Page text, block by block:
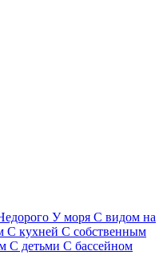
У моря С видом на
С кухней С собственным
С детьми С бассейном